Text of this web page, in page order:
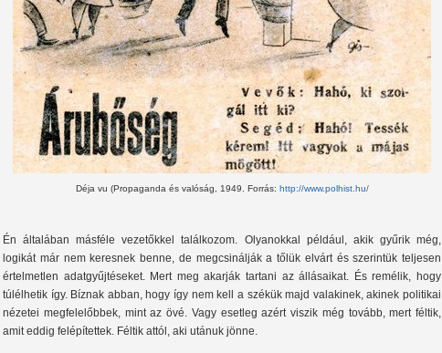
Déja vu (Propaganda és valóság, 1949. Forrás: http://www.polhist.hu/
Én általában másféle vezetőkkel találkozom. Olyanokkal például, akik gyűrik még,
logikát már nem keresnek benne, de megcsinálják a tőlük elvárt és szerintük teljesen
értelmetlen adatgyűjtéseket. Mert meg akarják tartani az állásaikat. És remélik, hogy
túlélhetik így. Bíznak abban, hogy így nem kell a székük majd valakinek, akinek politikai
nézetei megfelelőbbek, mint az övé. Vagy esetleg azért viszik még tovább, mert féltik,
amit eddig felépítettek. Féltik attól, aki utánuk jönne.